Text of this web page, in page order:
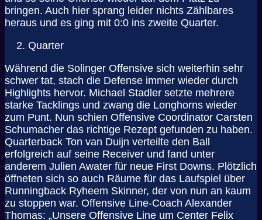
bringen. Auch hier sprang leider nichts Zählbares
heraus und es ging mit 0:0 ins zweite Quarter.
Quarter
Während die Solinger Offensive sich weiterhin sehr
schwer tat, stach die Defense immer wieder durch
Highlights hervor. Michael Stadler setzte mehrere
starke Tacklings und zwang die Longhorns wieder
zum Punt. Nun schien Offensive Coordinator Carsten
Schumacher das richtige Rezept gefunden zu haben.
Quarterback Ton van Duijn verteilte den Ball
erfolgreich auf seine Receiver und fand unter
anderem Julien Awater für neue First Downs. Plötzlich
öffneten sich so auch Räume für das Laufspiel über
Runningback Ryheem Skinner, der von nun an kaum
zu stoppen war. Offensive Line-Coach Alexander
Thomas: „Unsere Offensive Line um Center Felix